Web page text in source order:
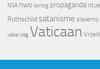
NSA nwo oorlog propaganda
Rothschild satanisme slavernij
valse vlag Vaticaan